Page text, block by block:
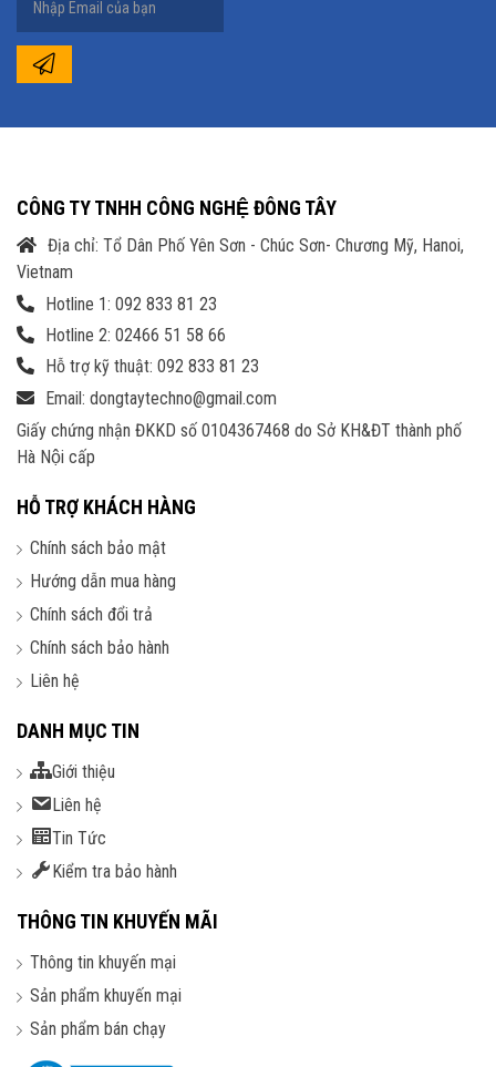
CÔNG TY TNHH CÔNG NGHỆ ĐÔNG TÂY
Địa chỉ: Tổ Dân Phố Yên Sơn - Chúc Sơn- Chương Mỹ, Hanoi,
Vietnam
Hotline 1: 092 833 81 23
Hotline 2: 02466 51 58 66
Hỗ trợ kỹ thuật: 092 833 81 23
Email: dongtaytechno@gmail.com
Giấy chứng nhận ĐKKD số 0104367468 do Sở KH&ĐT thành phố
Hà Nội cấp
HỖ TRỢ KHÁCH HÀNG
Chính sách bảo mật
Hướng dẫn mua hàng
Chính sách đổi trả
Chính sách bảo hành
Liên hệ
DANH MỤC TIN
Giới thiệu
Liên hệ
Tin Tức
Kiểm tra bảo hành
THÔNG TIN KHUYẾN MÃI
Thông tin khuyến mại
Sản phẩm khuyến mại
Sản phẩm bán chạy